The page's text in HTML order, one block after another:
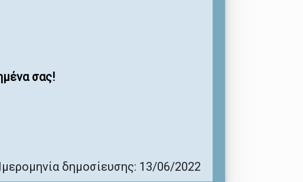
σας!
δημοσίευσης: 13/06/2022